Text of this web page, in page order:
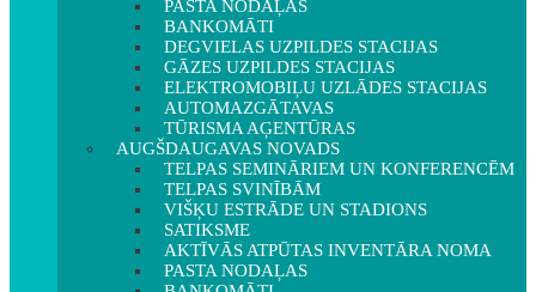
PASTA NODAĻAS
BANKOMĀTI
DEGVIELAS UZPILDES STACIJAS
GĀZES UZPILDES STACIJAS
ELEKTROMOBIĻU UZLĀDES STACIJAS
AUTOMAZGĀTAVAS
TŪRISMA AĢENTŪRAS
AUGŠDAUGAVAS NOVADS
TELPAS SEMINĀRIEM UN KONFERENCĒM
TELPAS SVINĪBĀM
VIŠĶU ESTRĀDE UN STADIONS
SATIKSME
AKTĪVĀS ATPŪTAS INVENTĀRA NOMA
PASTA NODAĻAS